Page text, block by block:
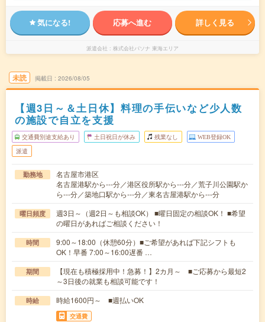
気になる! 応募へ進む 詳しく見る
派遣会社 株式会社パソナ 東海エリア
未読 掲載日 2026/08/05
【週3日～＆土日休】料理の手伝いなど少人数
の施設で自立を支援
交通費別途支給あり 土日祝日が休み 残業なし WEB登録OK
派遣
勤務地
名古屋市港区
名古屋港駅から---分／港区役所駅から---分／荒子川公園駅か
ら---分／築地口駅から---分／東名古屋港駅から---分
曜日頻度
週3日～（週2日～も相談OK） ■曜日固定の相談OK！ ■希望
の曜日があればご相談ください！
時間
9:00～18:00（休憩60分）■ご希望があれば下記シフトも
OK！早番 7:00～16:00遅番 …
期間
【現在も積極採用中！急募！】2カ月～ ■ご応募から最短2
～3日後の就業も相談可能です！
時給 時給1600円～ ■週払いOK
交通費